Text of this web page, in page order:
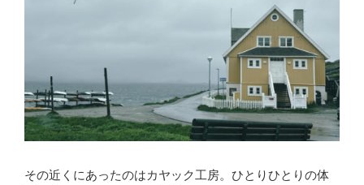
その近くにあったのはカヤック工房。ひとりひとりの体